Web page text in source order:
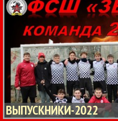
ВЫПУСКНИКИ-2022